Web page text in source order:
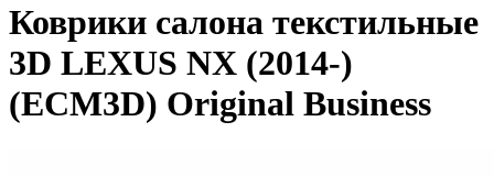
Коврики салона текстильные
3D LEXUS NX (2014-)
(ECM3D) Original Business